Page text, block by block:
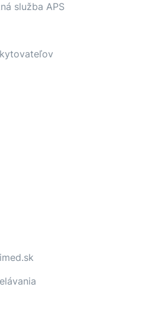
služba APS